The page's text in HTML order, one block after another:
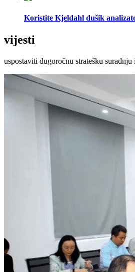
Koristite Kjeldahl dušik
vijesti
uspostaviti dugoročnu stratešku